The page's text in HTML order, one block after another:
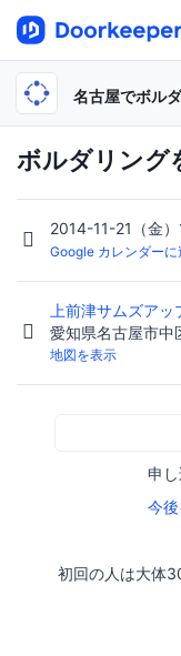
名古屋でボル
ボルダリング
2014-11-21（金
Google カレンダーに
上前津サムズアッ
愛知県名古屋市
地図を表示
申
今
初回の人は大体